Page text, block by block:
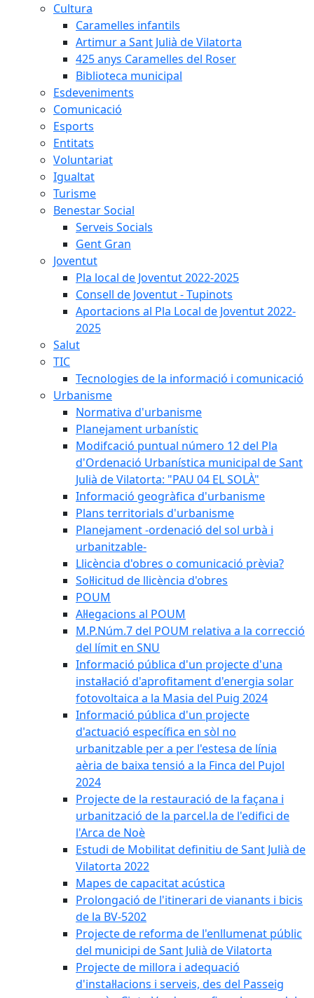
Cultura
Caramelles infantils
Artimur a Sant Julià de Vilatorta
425 anys Caramelles del Roser
Biblioteca municipal
Esdeveniments
Comunicació
Esports
Entitats
Voluntariat
Igualtat
Turisme
Benestar Social
Serveis Socials
Gent Gran
Joventut
Pla local de Joventut 2022-2025
Consell de Joventut - Tupinots
Aportacions al Pla Local de Joventut 2022-
2025
Salut
TIC
Tecnologies de la informació i comunicació
Urbanisme
Normativa d'urbanisme
Planejament urbanístic
Modifcació puntual número 12 del Pla
d'Ordenació Urbanística municipal de Sant
Julià de Vilatorta: "PAU 04 EL SOLÀ"
Informació geogràfica d'urbanisme
Plans territorials d'urbanisme
Planejament -ordenació del sol urbà i
urbanitzable-
Llicència d'obres o comunicació prèvia?
Sol·licitud de llicència d'obres
POUM
Al·legacions al POUM
M.P.Núm.7 del POUM relativa a la correcció
del límit en SNU
Informació pública d'un projecte d'una
instal·lació d'aprofitament d'energia solar
fotovoltaica a la Masia del Puig 2024
Informació pública d'un projecte
d'actuació específica en sòl no
urbanitzable per a per l'estesa de línia
aèria de baixa tensió a la Finca del Pujol
2024
Projecte de la restauració de la façana i
urbanització de la parcel.la de l'edifici de
l'Arca de Noè
Estudi de Mobilitat definitiu de Sant Julià de
Vilatorta 2022
Mapes de capacitat acústica
Prolongació de l'itinerari de vianants i bicis
de la BV-5202
Projecte de reforma de l'enllumenat públic
del municipi de Sant Julià de Vilatorta
Projecte de millora i adequació
d'instal·lacions i serveis, des del Passeig